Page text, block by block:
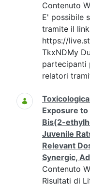
Contenuto
E' possibile
tramite il link
https://
TkxNDMy
partecipanti
relatori
Exposure to
Bis(2-
Juvenile
Relevant
Synergic,
Contenuto
Risultati di